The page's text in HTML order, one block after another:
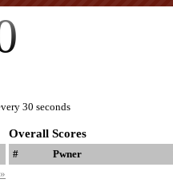
30 seconds
Overall Scores
# Pwner